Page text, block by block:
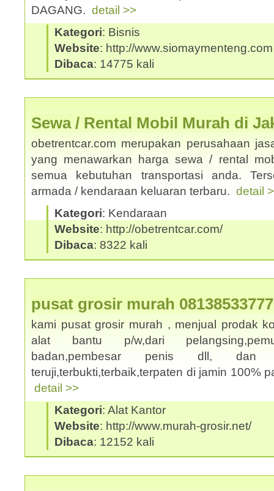
DAGANG. detail >>
Kategori: Bisnis
Website: http://www.siomaymenteng.com
Dibaca: 14775 kali
Sewa / Rental Mobil Murah di
obetrentcar.com merupakan perusahaan
yang menawarkan harga sewa / rental
semua kebutuhan transportasi anda.
armada / kendaraan keluaran terbaru. detail
Kategori: Kendaraan
Website: http://obetrentcar.com/
Dibaca: 8322 kali
pusat grosir murah
kami pusat grosir murah , menjual prodak
alat bantu p/w,dari
badan,pembesar penis dll,
teruji,terbukti,terbaik,terpaten di jamin 100%
detail >>
Kategori: Alat Kantor
Website: http://www.murah-grosir.net/
Dibaca: 12152 kali